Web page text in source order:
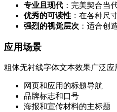
专业且现代 ：完美契合当
优秀的可读性 ：在各种尺
强烈的视觉层次 ：适合创
应用场景
粗体无衬线字体文本效果广泛应
网页和应用的标题导航
品牌标志和口号
海报和宣传材料的主标题